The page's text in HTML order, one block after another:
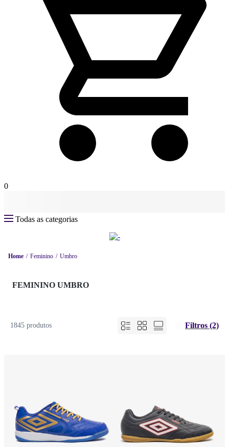
0
Todas as categorias
Home Feminino Umbro
FEMININO UMBRO
1845 produtos Filtros (2)